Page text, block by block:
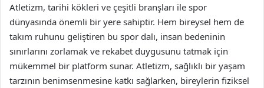
Atletizm, tarihi kökleri ve çeşitli branşları ile spor
dünyasında önemli bir yere sahiptir. Hem bireysel hem de
takım ruhunu geliştiren bu spor dalı, insan bedeninin
sınırlarını zorlamak ve rekabet duygusunu tatmak için
mükemmel bir platform sunar. Atletizm, sağlıklı bir yaşam
tarzının benimsenmesine katkı sağlarken, bireylerin fiziksel